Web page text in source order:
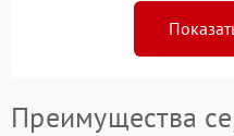
Преимущества